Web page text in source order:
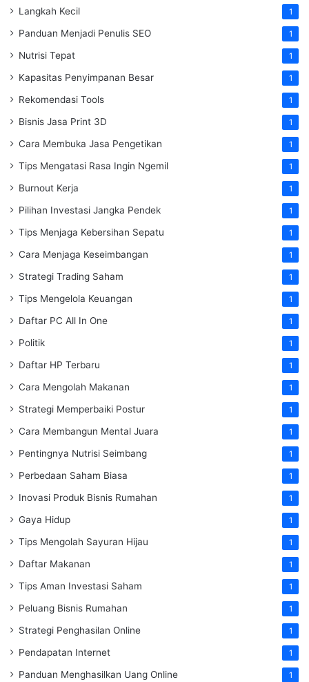
Langkah Kecil 1
Panduan Menjadi Penulis SEO 1
Nutrisi Tepat 1
Kapasitas Penyimpanan Besar 1
Rekomendasi Tools 1
Bisnis Jasa Print 3D 1
Cara Membuka Jasa Pengetikan 1
Tips Mengatasi Rasa Ingin Ngemil 1
Burnout Kerja 1
Pilihan Investasi Jangka Pendek 1
Tips Menjaga Kebersihan Sepatu 1
Cara Menjaga Keseimbangan 1
Strategi Trading Saham 1
Tips Mengelola Keuangan 1
Daftar PC All In One 1
Politik 1
Daftar HP Terbaru 1
Cara Mengolah Makanan 1
Strategi Memperbaiki Postur 1
Cara Membangun Mental Juara 1
Pentingnya Nutrisi Seimbang 1
Perbedaan Saham Biasa 1
Inovasi Produk Bisnis Rumahan 1
Gaya Hidup 1
Tips Mengolah Sayuran Hijau 1
Daftar Makanan 1
Tips Aman Investasi Saham 1
Peluang Bisnis Rumahan 1
Strategi Penghasilan Online 1
Pendapatan Internet 1
Panduan Menghasilkan Uang Online 1